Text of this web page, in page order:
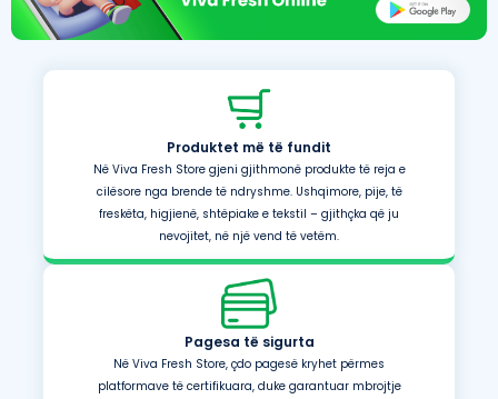
Produktet më të fundit
Në Viva Fresh Store gjeni gjithmonë produkte të reja e
cilësore nga brende të ndryshme. Ushqimore, pije, të
freskëta, higjienë, shtëpiake e tekstil – gjithçka që ju
nevojitet, në një vend të vetëm.
Pagesa të sigurta
Në Viva Fresh Store, çdo pagesë kryhet përmes
platformave të certifikuara, duke garantuar mbrojtje